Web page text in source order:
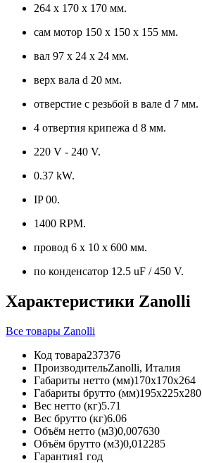
264 х 170 х 170 мм.
сам мотор 150 х 150 х 155 мм.
вал 97 х 24 х 24 мм.
верх вала d 20 мм.
отверстие с резьбой в вале d 7 мм.
4 отвертия крипежа d 8 мм.
220 V - 240 V.
0.37 kW.
IP 00.
1400 RPM.
провод 6 х 10 х 600 мм.
по конденсатор 12.5 uF / 450 V.
Характеристики Zanolli
Все товары Zanolli
Код товара237376
ПроизводительZanolli, Италия
Габариты нетто (мм)170x170x264
Габариты брутто (мм)195x225x280
Вес нетто (кг)5.71
Вес брутто (кг)6.06
Объём нетто (м3)0,007630
Объём брутто (м3)0,012285
Гарантия1 год